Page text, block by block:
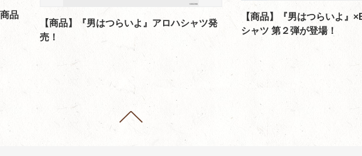
品
【商品】『男はつらいよ』アロハシャツ発
売！
【商品】『男はつらいよ』
シャツ 第２弾が登場！